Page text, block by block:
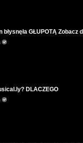
błysnęła GŁUPOTĄ Zobacz
DLACZEGO